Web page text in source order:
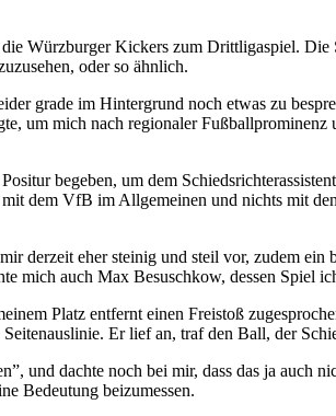
Würzburger Kickers zum Drittligaspiel. Die
oder so ähnlich.
grade im Hintergrund noch etwas zu
um mich nach regionaler Fußballprominenz
begeben, um dem
dem VfB im Allgemeinen und nichts mit
derzeit eher steinig und steil vor, zudem ein
auch Max Besuschkow, dessen Spiel
Platz entfernt einen Freistoß
Er lief an, traf den Ball, der
und dachte noch bei mir, dass das ja auch
Bedeutung beizumessen.